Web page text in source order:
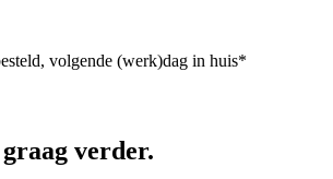
volgende (werk)dag in huis*
verder.